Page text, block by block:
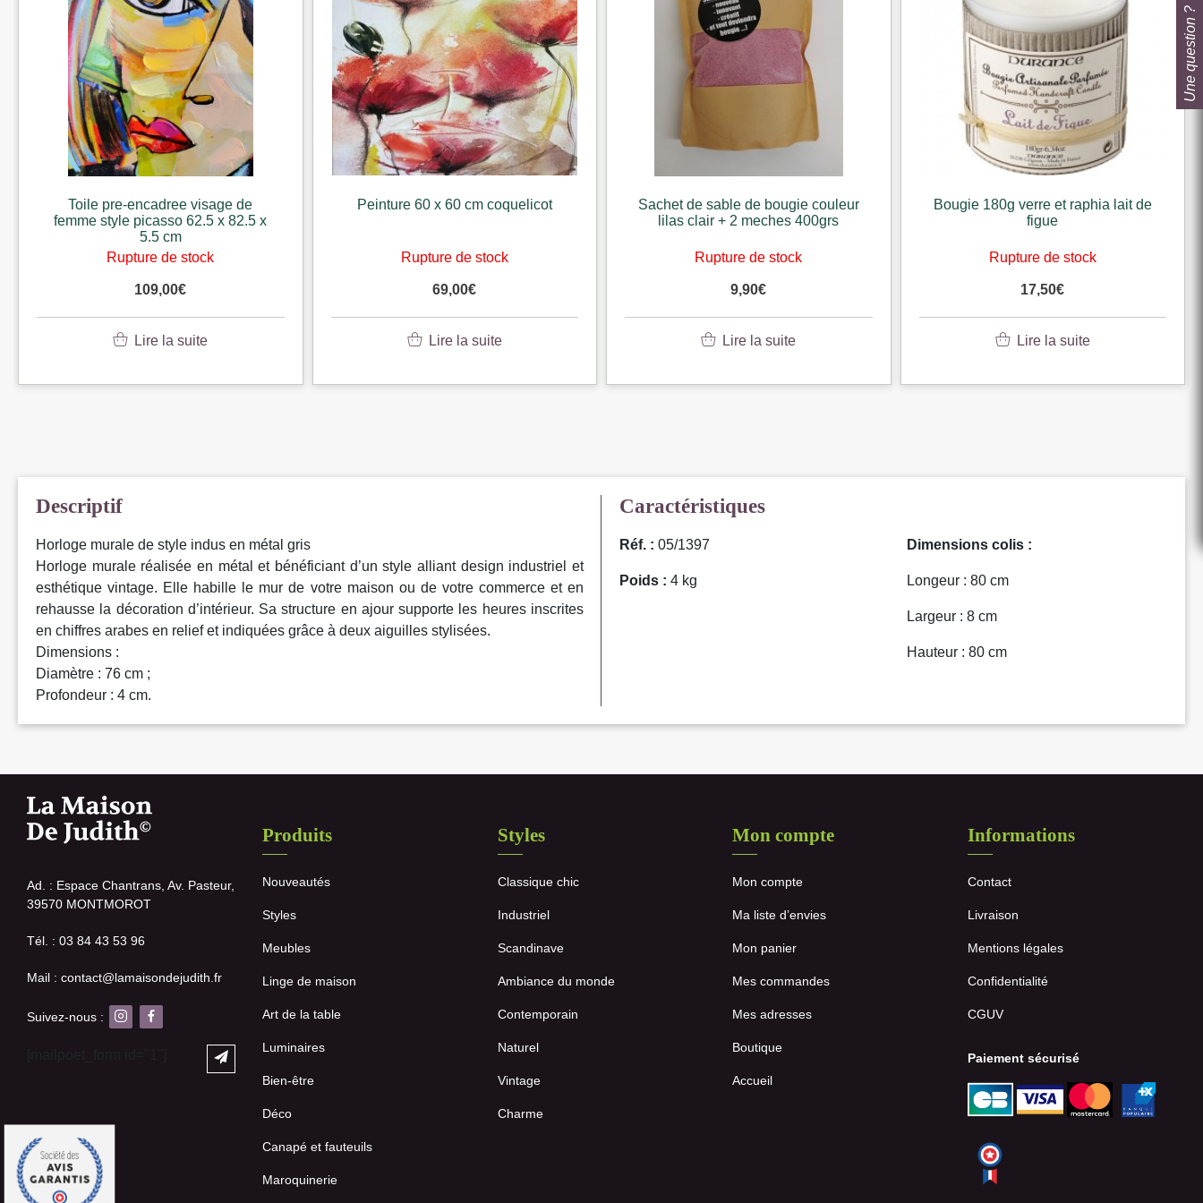
Toile pre-encadree visage de
femme style picasso 62.5 x 82.5 x
5.5 cm
Rupture de stock
109,00€
Lire la suite
Peinture 60 x 60 cm coquelicot
Rupture de stock
69,00€
Lire la suite
Sachet de sable de bougie couleur
lilas clair + 2 meches 400grs
Rupture de stock
9,90€
Lire la suite
Bougie 180g verre et raphia lait de
figue
Rupture de stock
17,50€
Lire la suite
Descriptif
Horloge murale de style indus en métal gris
Horloge murale réalisée en métal et bénéficiant d’un style alliant design industriel et
esthétique vintage. Elle habille le mur de votre maison ou de votre commerce et en
rehausse la décoration d’intérieur. Sa structure en ajour supporte les heures inscrites
en chiffres arabes en relief et indiquées grâce à deux aiguilles stylisées.
Dimensions :
Diamètre : 76 cm ;
Profondeur : 4 cm.
Caractéristiques
Réf. : 05/1397
Poids : 4 kg
Dimensions colis :
Longeur : 80 cm
Largeur : 8 cm
Hauteur : 80 cm
Ad. : Espace Chantrans, Av. Pasteur,
39570 MONTMOROT
Tél. : 03 84 43 53 96
Mail : contact@lamaisondejudith.fr
Suivez-nous :
Produits
Nouveautés
Styles
Meubles
Linge de maison
Art de la table
Luminaires
Bien-être
Déco
Canapé et fauteuils
Maroquinerie
Styles
Classique chic
Industriel
Scandinave
Ambiance du monde
Contemporain
Naturel
Vintage
Charme
Mon compte
Mon compte
Ma liste d’envies
Mon panier
Mes commandes
Mes adresses
Boutique
Accueil
Informations
Contact
Livraison
Mentions légales
Confidentialité
CGUV
Paiement sécurisé
Une question ?